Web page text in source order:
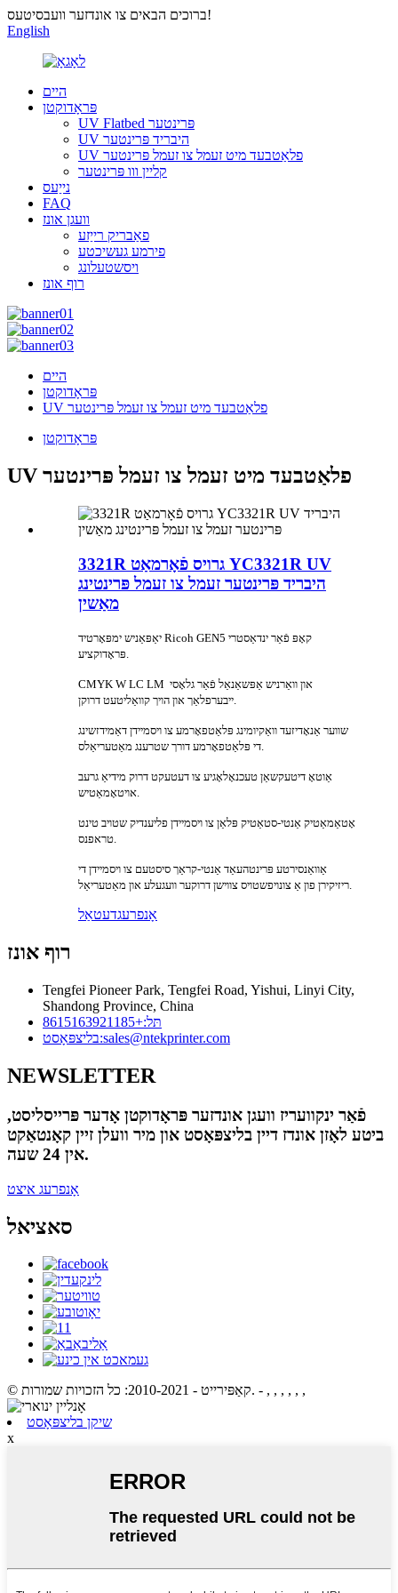
ברוכים הבאים צו אונדזער וועבסיטעס!
English
היים
פּראָדוקטן
UV Flatbed פּרינטער
UV היבריד פּרינטער
UV פלאַטבעד מיט זעמל צו זעמל פּרינטער
קליין ווו פּרינטער
נייַעס
FAQ
וועגן אונז
פאַבריק רייַזע
פירמע געשיכטע
ויסשטעלונג
רוף אונז
היים
פּראָדוקטן
UV פלאַטבעד מיט זעמל צו זעמל פּרינטער
פּראָדוקטן
UV פלאַטבעד מיט זעמל צו זעמל פּרינטער
3321R גרויס פֿאָרמאַט YC3321R UV
היבריד פּרינטער זעמל צו זעמל פּרינטינג
מאַשין
יאַפּאַניש ימפּאָרטיד Ricoh GEN5 קאָפּ פֿאַר ינדאַסטרי
פּראָדוקציע.
CMYK W LC LM און וואַרניש אַפּשאַנאַל פֿאַר גלאָסי ​​
ייבערפלאַך און הויך קוואַליטעט דרוקן.
שווער אַנאָדיזעד וואַקיומינג פּלאַטפאָרמע צו ויסמיידן דאַמידזשינג
די פּלאַטפאָרמע דורך שטרענג מאַטעריאַלס.
אַוטאָ דיטעקשאַן טעכנאָלאָגיע צו דעטעקט דרוק מידיאַ גרעב
אויטאָמאַטיש.
אָטאַמאַטיק אַנטי-סטאַטיק פּלאַן צו ויסמיידן פליענדיק שטויב טינט
טראפנס.
אַוואַנסירטע פּרינטהעאַד אַנטי-קראַך סיסטעם צו ויסמיידן די
ריזיקירן פון אַ צונויפשטויס צווישן דרוקער וועגעלע און מאַטעריאַל.
אָנפרעגדעטאַל
רוף אונז
Tengfei Pioneer Park, Tengfei Road, Yishui, Linyi City,
Shandong Province, China
תּל:+8615163921185
בליצפּאָסט:sales@ntekprinter.com
NEWSLETTER
פֿאַר ינקוועריז וועגן אונדזער פּראָדוקטן אָדער פּרייסליסט,
ביטע לאָזן אונדז דיין בליצפּאָסט און מיר וועלן זיין קאָנטאַקט
אין 24 שעה.
אָנפרעג איצט
סאציאל
© קאַפּירייט - 2010-2021: כל הזכויות שמורות. - , , , , , ,
שיקן בליצפּאָסט
x